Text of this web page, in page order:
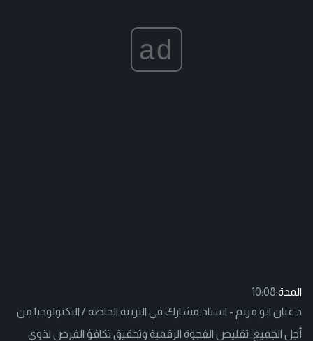
ad
المدة:10:08
د.عنان ابو مريم - استاذ مشارك في التربية الخاصة / التكنولوجيا من
أجل الجميع: تقليص الفجوة الرقمية وتحقيق تكافؤ الفرص لذوي